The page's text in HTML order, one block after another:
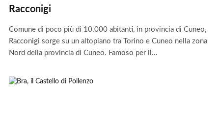
Racconigi
Comune di poco più di 10.000 abitanti, in provincia di Cuneo,
Racconigi sorge su un altopiano tra Torino e Cuneo nella zona
Nord della provincia di Cuneo. Famoso per il…